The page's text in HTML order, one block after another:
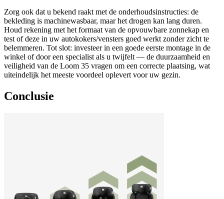
Zorg ook dat u bekend raakt met de onderhoudsinstructies: de
bekleding is machinewasbaar, maar het drogen kan lang duren.
Houd rekening met het formaat van de opvouwbare zonnekap en
test of deze in uw autokokers/vensters goed werkt zonder zicht te
belemmeren. Tot slot: investeer in een goede eerste montage in de
winkel of door een specialist als u twijfelt — de duurzaamheid en
veiligheid van de Loom 35 vragen om een correcte plaatsing, wat
uiteindelijk het meeste voordeel oplevert voor uw gezin.
Conclusie